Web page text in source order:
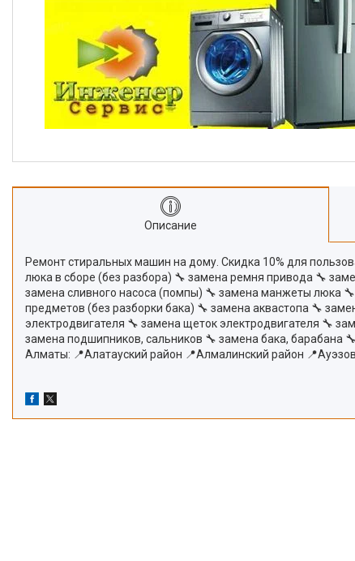
Описание
Ремонт стиральных машин на дому. Скидка 10% для
люка в сборе (без разбора) 🔧 замена ремня привода 🔧
замена сливного насоса (помпы) 🔧 замена манжеты люка
предметов (без разборки бака) 🔧 замена аквастопа 🔧
электродвигателя 🔧 замена щеток электродвигателя 🔧
замена подшипников, сальников 🔧 замена бака, барабана
Алматы: 📍Алатауский район 📍Алмалинский район